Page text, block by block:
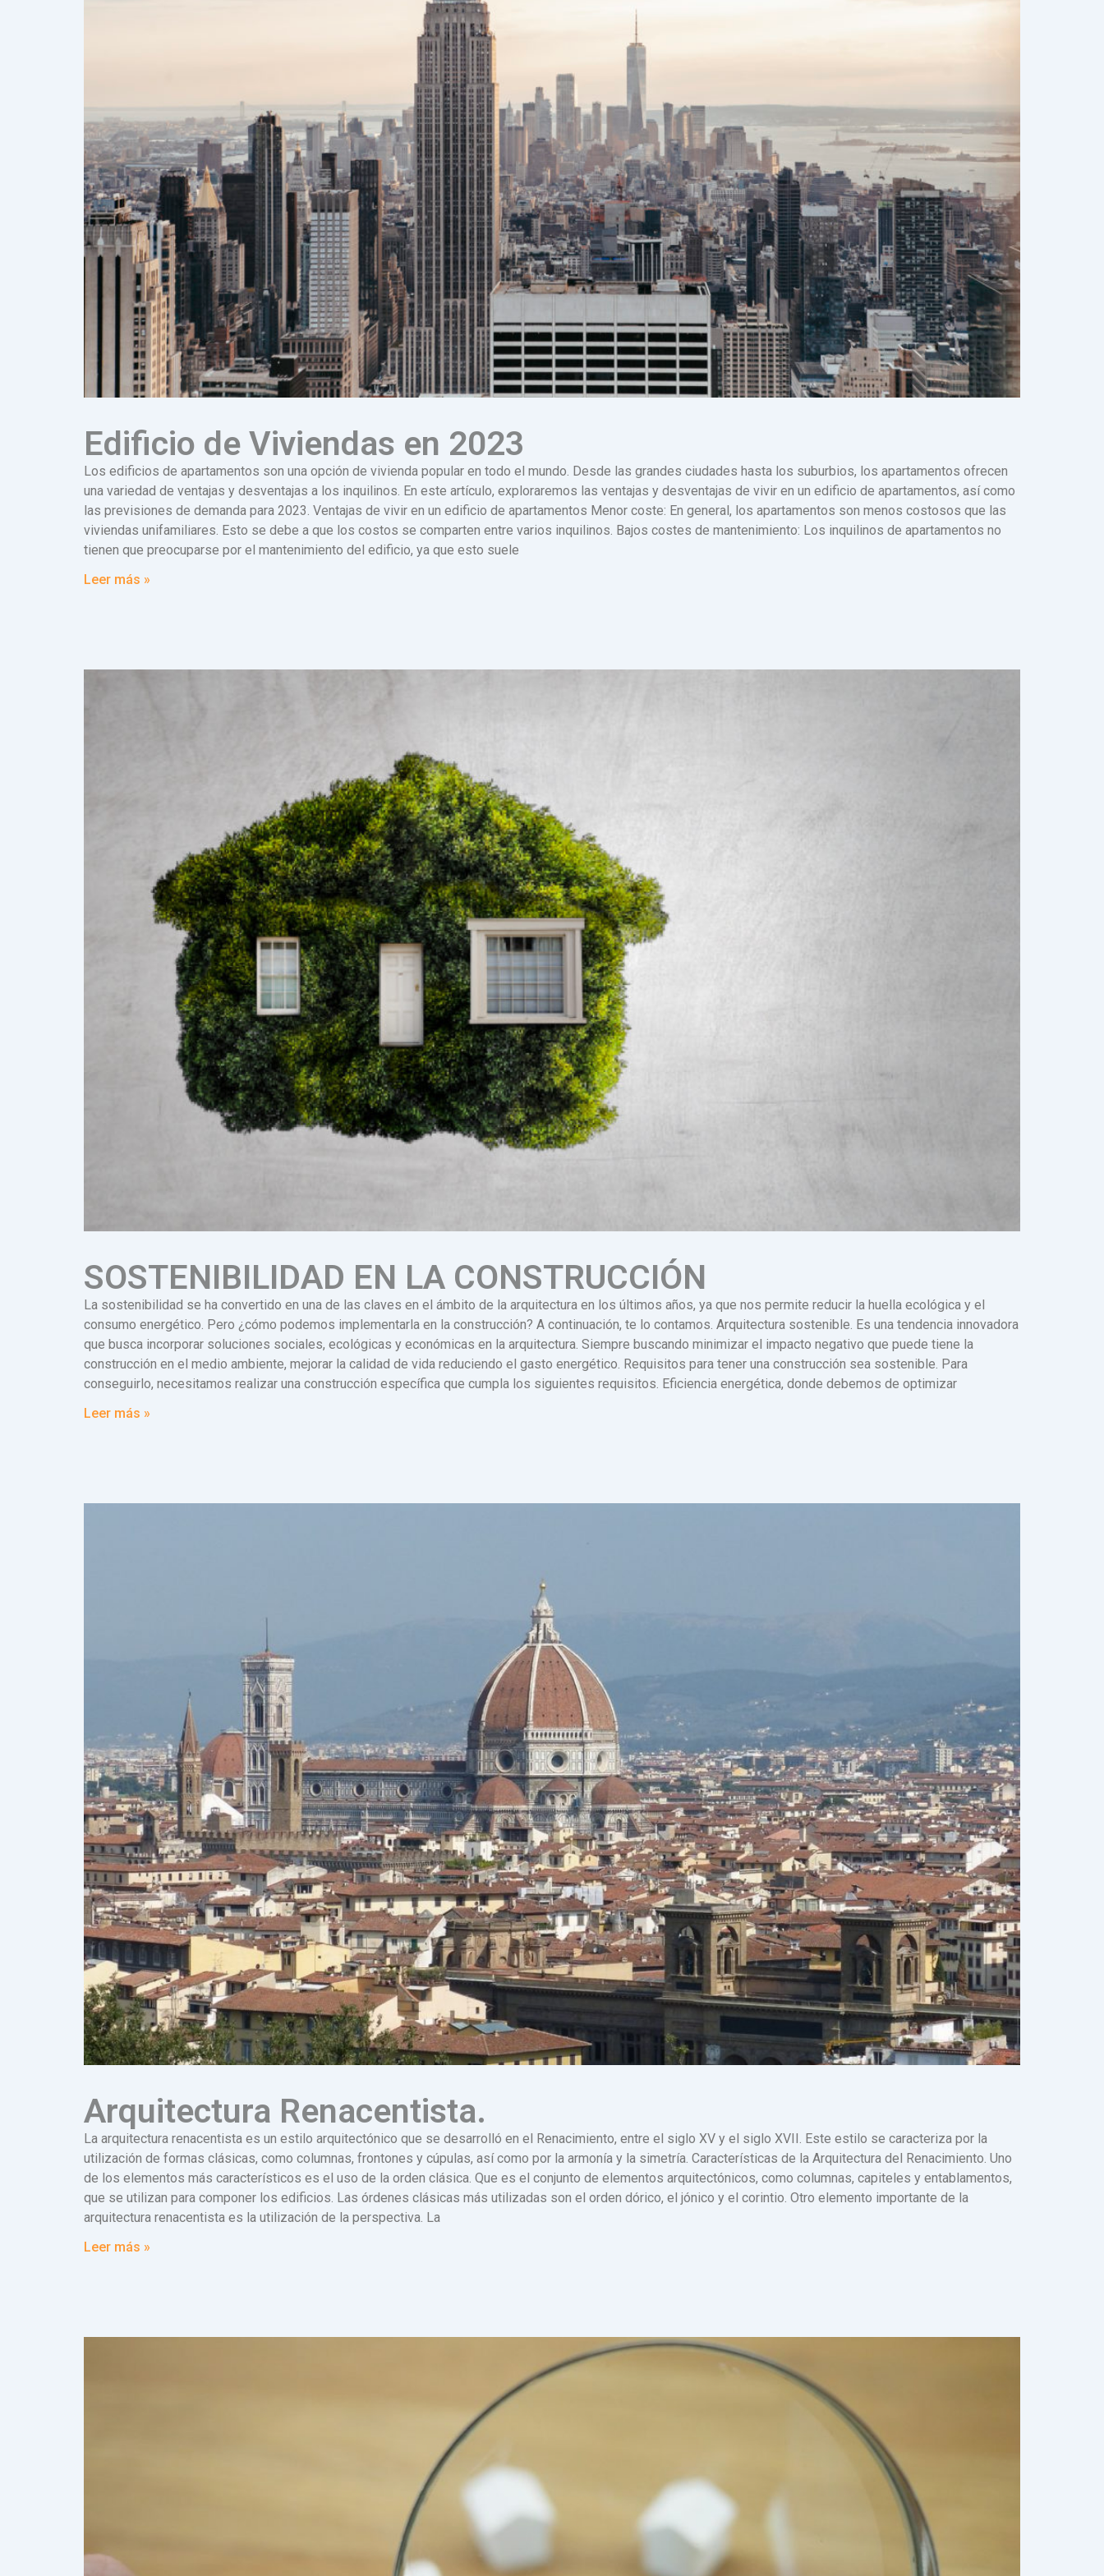
Edificio de Viviendas en 2023
Los edificios de apartamentos son una opción de vivienda popular en todo el mundo. Desde las grandes ciudades hasta los suburbios, los apartamentos ofrecen
una variedad de ventajas y desventajas a los inquilinos. En este artículo, exploraremos las ventajas y desventajas de vivir en un edificio de apartamentos, así como
las previsiones de demanda para 2023. Ventajas de vivir en un edificio de apartamentos Menor coste: En general, los apartamentos son menos costosos que las
viviendas unifamiliares. Esto se debe a que los costos se comparten entre varios inquilinos. Bajos costes de mantenimiento: Los inquilinos de apartamentos no
tienen que preocuparse por el mantenimiento del edificio, ya que esto suele
Leer más »
SOSTENIBILIDAD EN LA CONSTRUCCIÓN
La sostenibilidad se ha convertido en una de las claves en el ámbito de la arquitectura en los últimos años, ya que nos permite reducir la huella ecológica y el
consumo energético. Pero ¿cómo podemos implementarla en la construcción? A continuación, te lo contamos. Arquitectura sostenible. Es una tendencia innovadora
que busca incorporar soluciones sociales, ecológicas y económicas en la arquitectura. Siempre buscando minimizar el impacto negativo que puede tiene la
construcción en el medio ambiente, mejorar la calidad de vida reduciendo el gasto energético. Requisitos para tener una construcción sea sostenible. Para
conseguirlo, necesitamos realizar una construcción específica que cumpla los siguientes requisitos. Eficiencia energética, donde debemos de optimizar
Leer más »
Arquitectura Renacentista.
La arquitectura renacentista es un estilo arquitectónico que se desarrolló en el Renacimiento, entre el siglo XV y el siglo XVII. Este estilo se caracteriza por la
utilización de formas clásicas, como columnas, frontones y cúpulas, así como por la armonía y la simetría. Características de la Arquitectura del Renacimiento. Uno
de los elementos más característicos es el uso de la orden clásica. Que es el conjunto de elementos arquitectónicos, como columnas, capiteles y entablamentos,
que se utilizan para componer los edificios. Las órdenes clásicas más utilizadas son el orden dórico, el jónico y el corintio. Otro elemento importante de la
arquitectura renacentista es la utilización de la perspectiva. La
Leer más »